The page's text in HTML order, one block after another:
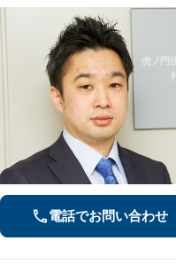
電話でお問い合わせ